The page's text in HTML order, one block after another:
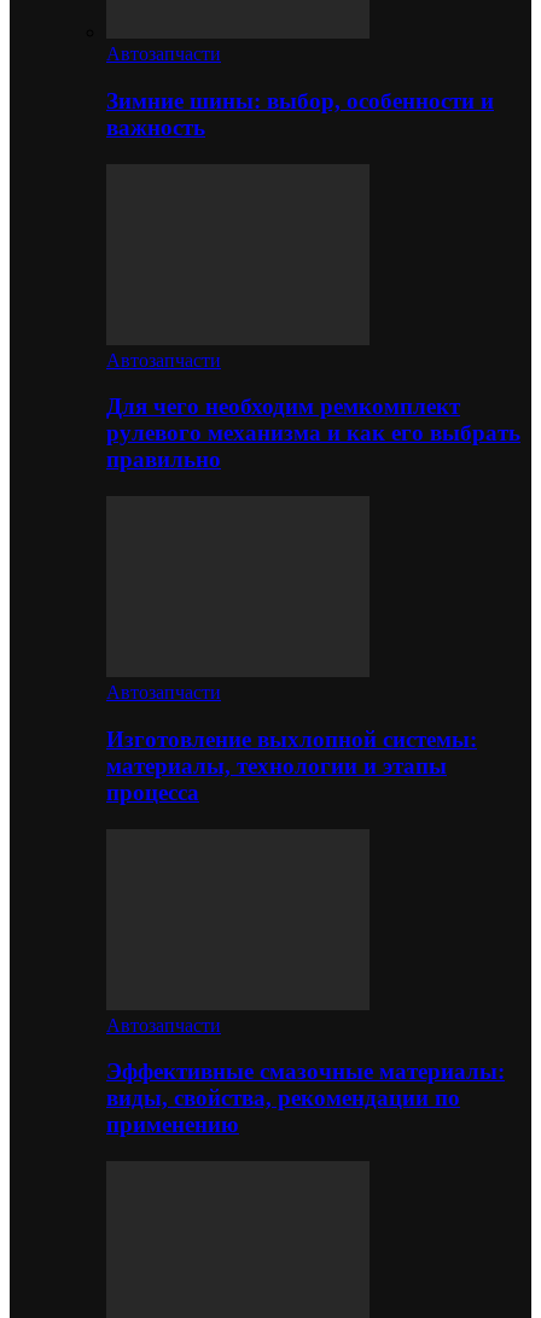
Автозапчасти
Зимние шины: выбор, особенности и
важность
Автозапчасти
Для чего необходим ремкомплект
рулевого механизма и как его выбрать
правильно
Автозапчасти
Изготовление выхлопной системы:
материалы, технологии и этапы
процесса
Автозапчасти
Эффективные смазочные материалы:
виды, свойства, рекомендации по
применению